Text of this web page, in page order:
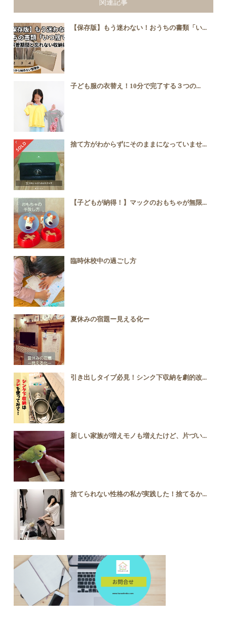
関連記事
【保存版】もう迷わない！おうちの書類「い...
子ども服の衣替え！10分で完了する３つの...
捨て方がわからずにそのままになっていませ...
【子どもが納得！】マックのおもちゃが無限...
臨時休校中の過ごし方
夏休みの宿題ー見える化ー
引き出しタイプ必見！シンク下収納を劇的改...
新しい家族が増えモノも増えたけど、片づい...
捨てられない性格の私が実践した！捨てるか...